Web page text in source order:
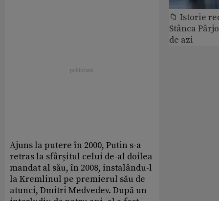
Ajuns la putere în 2000, Putin s-a
retras la sfârșitul celui de-al doilea
mandat al său, în 2008, instalându-l
la Kremlinul pe premierul său de
atunci, Dmitri Medvedev. După un
📁 Istorie
Stânca
de azi